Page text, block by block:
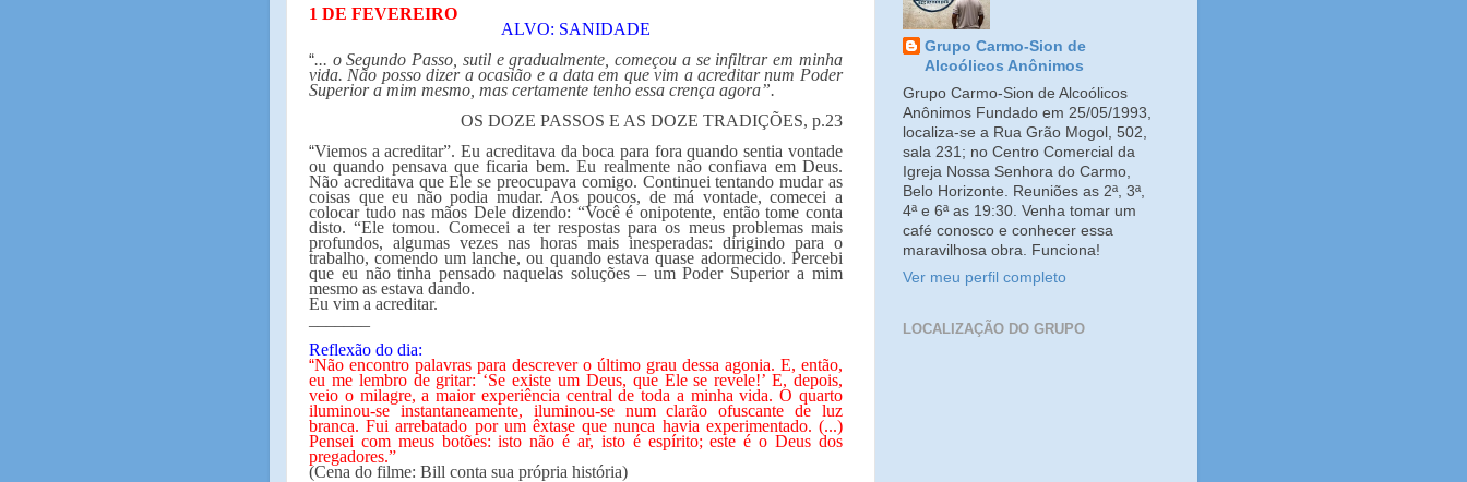
1 DE FEVEREIRO
ALVO: SANIDADE
“... o Segundo Passo, sutil e gradualmente, começou a se infiltrar em minha
vida. Não posso dizer a ocasião e a data em que vim a acreditar num Poder
Superior a mim mesmo, mas certamente tenho essa crença agora”.
OS DOZE PASSOS E AS DOZE TRADIÇÕES, p.23
“Viemos a acreditar”. Eu acreditava da boca para fora quando sentia vontade
ou quando pensava que ficaria bem. Eu realmente não confiava em Deus.
Não acreditava que Ele se preocupava comigo. Continuei tentando mudar as
coisas que eu não podia mudar. Aos poucos, de má vontade, comecei a
colocar tudo nas mãos Dele dizendo: “Você é onipotente, então tome conta
disto. “Ele tomou. Comecei a ter respostas para os meus problemas mais
profundos, algumas vezes nas horas mais inesperadas: dirigindo para o
trabalho, comendo um lanche, ou quando estava quase adormecido. Percebi
que eu não tinha pensado naquelas soluções – um Poder Superior a mim
mesmo as estava dando.
Eu vim a acreditar.
Reflexão do dia:
“Não encontro palavras para descrever o último grau dessa agonia. E, então,
eu me lembro de gritar: ‘Se existe um Deus, que Ele se revele!’ E, depois,
veio o milagre, a maior experiência central de toda a minha vida. O quarto
iluminou-se instantaneamente, iluminou-se num clarão ofuscante de luz
branca. Fui arrebatado por um êxtase que nunca havia experimentado. (...)
Pensei com meus botões: isto não é ar, isto é espírito; este é o Deus dos
pregadores.”
(Cena do filme: Bill conta sua própria história)
Grupo Carmo-Sion de
Alcoólicos Anônimos
Grupo Carmo-Sion de Alcoólicos
Anônimos Fundado em 25/05/1993,
localiza-se a Rua Grão Mogol, 502,
sala 231; no Centro Comercial da
Igreja Nossa Senhora do Carmo,
Belo Horizonte. Reuniões as 2ª, 3ª,
4ª e 6ª as 19:30. Venha tomar um
café conosco e conhecer essa
maravilhosa obra. Funciona!
Ver meu perfil completo
LOCALIZAÇÃO DO GRUPO